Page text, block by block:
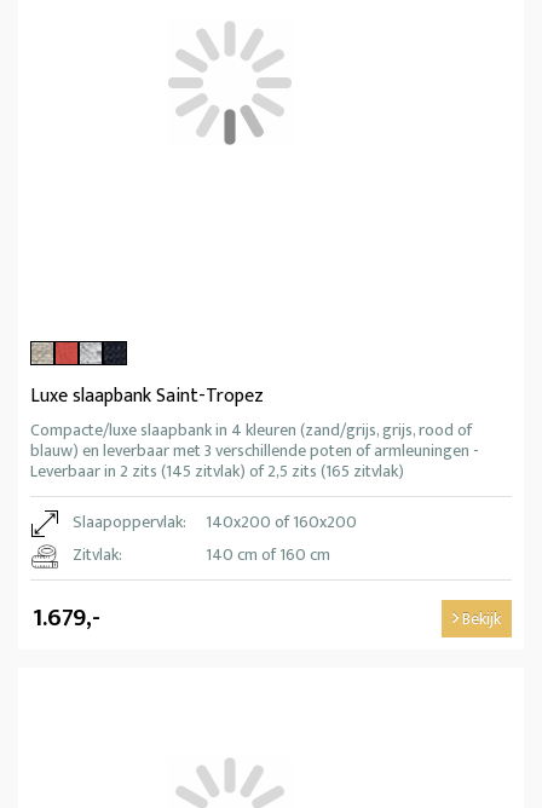
Luxe slaapbank Saint-Tropez
Compacte/luxe slaapbank in 4 kleuren (zand/grijs, grijs, rood of
blauw) en leverbaar met 3 verschillende poten of armleuningen -
Leverbaar in 2 zits (145 zitvlak) of 2,5 zits (165 zitvlak)
Slaapoppervlak:
140x200 of 160x200
Zitvlak:
140 cm of 160 cm
1.679,- Bekijk